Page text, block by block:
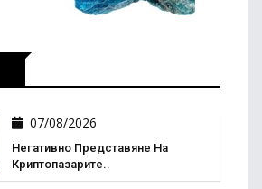
07/08/2026
Негативно Представяне На
Криптопазарите..